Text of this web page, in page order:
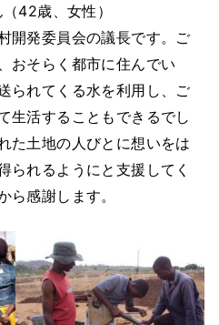
42歳、女性）
開発委員会の議長です。ご
おそらく都市に住んでい
られてくる水を利用し、ご
生活することもできるでし
た土地の人びとに想いをは
られるようにと支援してく
ら感謝します。